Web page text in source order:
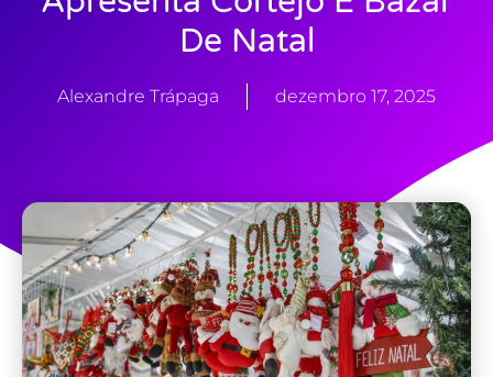
De Natal
Alexandre Trápaga dezembro 17, 2025